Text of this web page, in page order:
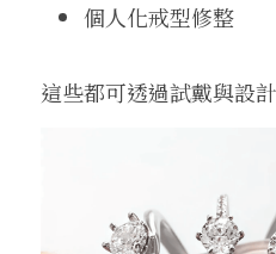
個人化戒型修整
這些都可透過試戴與設